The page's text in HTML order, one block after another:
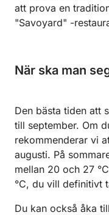
att prova en
"Savoyard" -
När ska man
Den bästa tiden att
till september. Om
rekommenderar vi
augusti. På
mellan 20 och 27
°C, du vill definitivt
Du kan också åka